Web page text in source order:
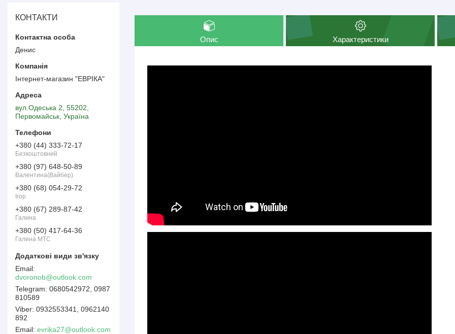
Опис Характеристики
КОНТАКТИ
Денис
Інтернет-магазин "ЕВРІКА"
вул.Одеська 2, 55202,
Первомайськ, Україна
+380 (44) 333-72-17
Безкоштовний
+380 (97) 648-50-89
Валентина(Вайбер)
+380 (68) 054-29-72
Ігор
+380 (67) 289-87-42
Галина
+380 (50) 417-64-36
Галина МТС
dvoronob@outlook.com
0680542972, 0987
810589
0932553341, 0962140
892
Email evrika27@outlook.com